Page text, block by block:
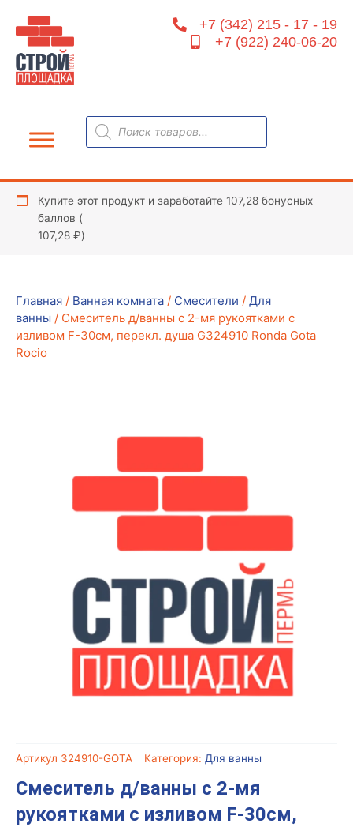
содержимому
+7 (342) 215 - 17 - 19
+7 (922) 240-06-20
Поиск
товаров
Купите этот продукт и заработайте 107,28 бонусных
баллов (
107,28 ₽)
Главная / Ванная комната / Смесители / Для
ванны / Смеситель д/ванны c 2-мя рукоятками с
изливом F-30см, перекл. душа G324910 Ronda Gota
Rocio
Артикул 324910-GOTA Категория: Для ванны
Смеситель д/ванны c 2-мя
рукоятками с изливом F-30см,